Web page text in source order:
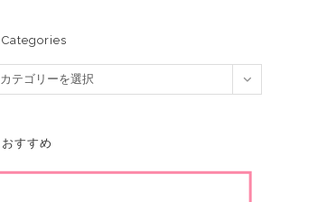
Categories
カテゴリーを選択
おすすめ